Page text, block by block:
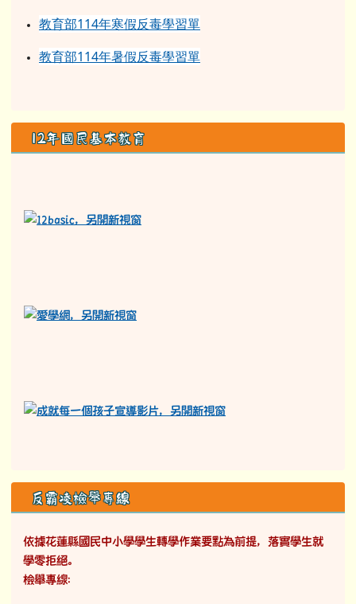
教育部114年寒假反毒學習單
教育部114年暑假反毒學習單
12年國民基本教育
反霸凌檢舉專線
依據花蓮縣國民中小學學生轉學作業要點為前提，落實學生就
學零拒絕。
檢舉專線：